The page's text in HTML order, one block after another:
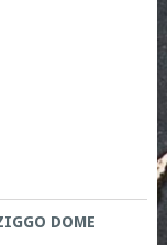
DOME